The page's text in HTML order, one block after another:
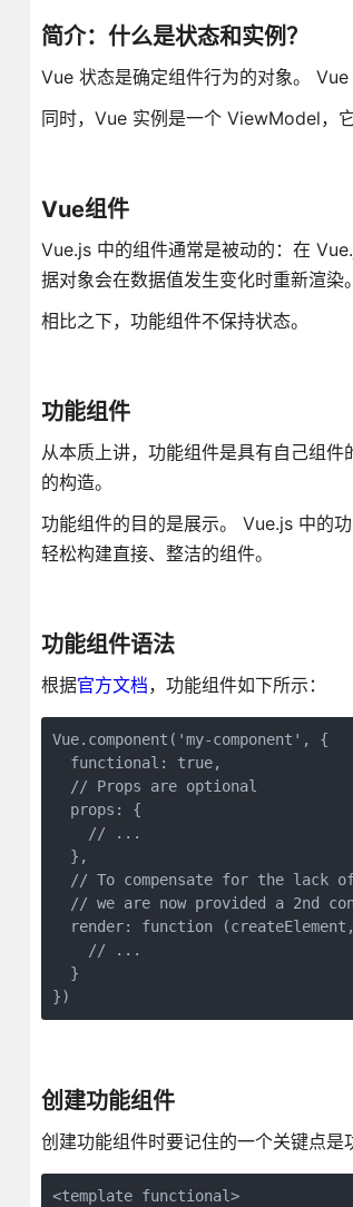
简介：什么是状态和实例？
Vue 状态是确定组件行为的对象。
同时，Vue 实例是一个 ViewModel，
Vue组件
Vue.js 中的组件通常是被动的：在
据对象会在数据值发生变化时重新渲染。
相比之下，功能组件不保持状态。
功能组件
从本质上讲，功能组件是具有自己组
的构造。
功能组件的目的是展示。 Vue.js 中的
轻松构建直接、整洁的组件。
功能组件语法
根据官方文档，功能组件如下所示：
Vue.component('my-component', {
  functional: true,
  // Props are optional
  props: {
    // ...
  },
// To compensate for the lack
// we are now provided a 2nd
render: function
    // ...
  }
})
创建功能组件
创建功能组件时要记住的一个关键点
<template functional>